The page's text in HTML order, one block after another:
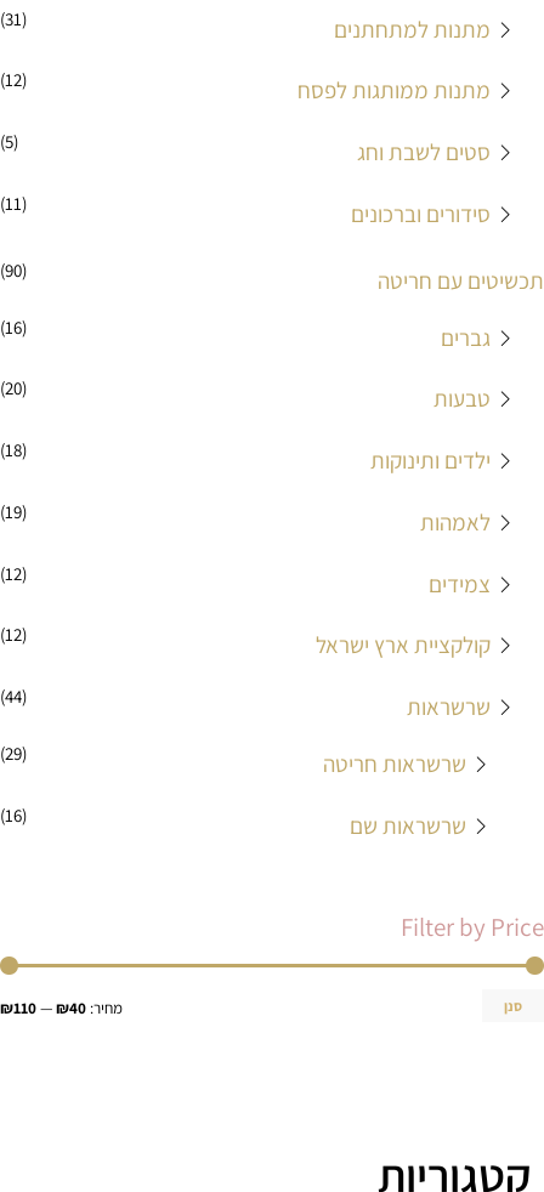
מתנות למתחתנים (31)
מתנות ממותגות לפסח (12)
סטים לשבת וחג (5)
סידורים וברכונים (11)
תכשיטים עם חריטה (90)
גברים (16)
טבעות (20)
ילדים ותינוקות (18)
לאמהות (19)
צמידים (12)
קולקציית ארץ ישראל (12)
שרשראות (44)
שרשראות חריטה (29)
שרשראות שם (16)
Filter by Price
סנן מחיר: ₪40
—
₪110
קטגוריות